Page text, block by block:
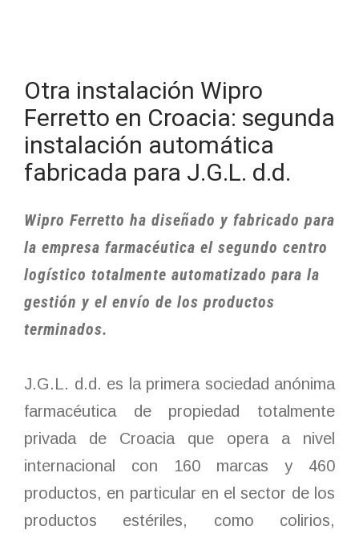
Otra instalación Wipro
Ferretto en Croacia: segunda
instalación automática
fabricada para J.G.L. d.d.
Wipro Ferretto ha diseñado y fabricado para
la empresa farmacéutica el segundo centro
logístico totalmente automatizado para la
gestión y el envío de los productos
terminados.
J.G.L. d.d. es la primera sociedad anónima
farmacéutica de propiedad totalmente
privada de Croacia que opera a nivel
internacional con 160 marcas y 460
productos, en particular en el sector de los
productos estériles, como colirios,